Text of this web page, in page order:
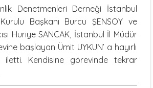
Denetmenleri Derneği İstanbul
Başkanı Burcu ŞENSOY ve
Huriye SANCAK, İstanbul İl Müdür
başlayan Ümit UYKUN’ a hayırlı
iletti. Kendisine görevinde tekrar